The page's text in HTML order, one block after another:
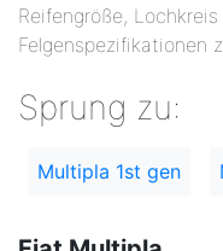
Reifengröße,
Felgenspezifikationen
Sprung zu:
Multipla 1st gen